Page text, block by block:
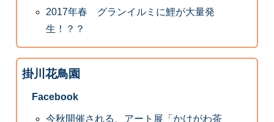
2017年春 グランイルミに鯉が大量発
生！？？
掛川花鳥園
Facebook
今秋開催される、アート展「かけがわ茶